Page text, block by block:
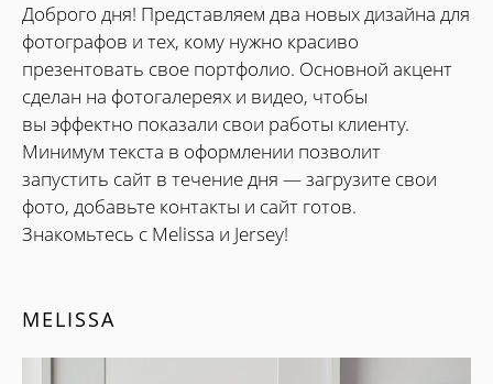
Доброго дня! Представляем два новых дизайна для
фотографов и тех, кому нужно красиво
презентовать свое портфолио. Основной акцент
сделан на фотогалереях и видео, чтобы
вы эффектно показали свои работы клиенту.
Минимум текста в оформлении позволит
запустить сайт в течение дня — загрузите свои
фото, добавьте контакты и сайт готов.
Знакомьтесь с Melissa и Jersey!
MELISSA